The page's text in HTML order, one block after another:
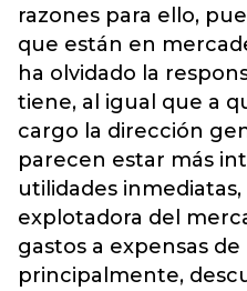
razones para ello,
que están en
ha olvidado la
tiene, al igual que a
cargo la dirección
parecen estar más
utilidades
explotadora del
gastos a expensas
principalmente,